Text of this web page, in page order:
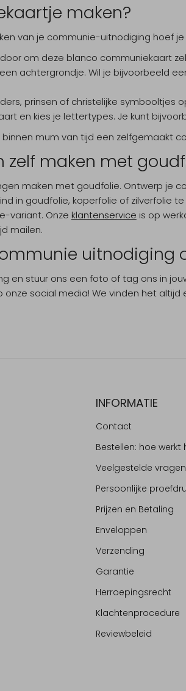
maken?
van je communie-uitnodiging hoef
om deze blanco communiekaart
achtergrondje. Wil je bijvoorbeeld
prinsen of christelijke symbooltjes
en kies je lettertypes. Je kunt
mum van tijd een zelfgemaakt
maken met
maken met goudfolie. Ontwerp je
in goudfolie, koperfolie of zilverfolie
variant. Onze klantenservice is op
mailen.
uitnodiging
en stuur ons een foto of tag ons in
social media! We vinden het
INFORMATIE
Contact
Bestellen: hoe werkt
Veelgestelde vragen
Persoonlijke
Prijzen en Betaling
Enveloppen
Verzending
Garantie
Herroepingsrecht
Klachtenprocedure
Reviewbeleid